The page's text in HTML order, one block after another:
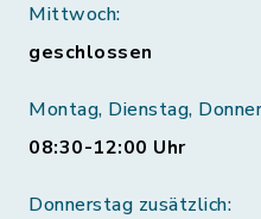
Mittwoch:
geschlossen
Montag, Dienstag,
08:30-12:00 Uhr
Donnerstag zusätzlich: